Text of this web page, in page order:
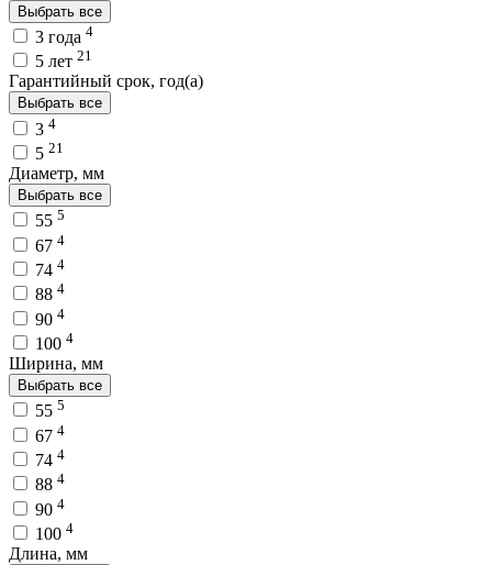
Выбрать все
3 года 4
5 лет 21
Гарантийный срок, год(а)
Выбрать все
3 4
5 21
Диаметр, мм
Выбрать все
55 5
67 4
74 4
88 4
90 4
100 4
Ширина, мм
Выбрать все
55 5
67 4
74 4
88 4
90 4
100 4
Длина, мм